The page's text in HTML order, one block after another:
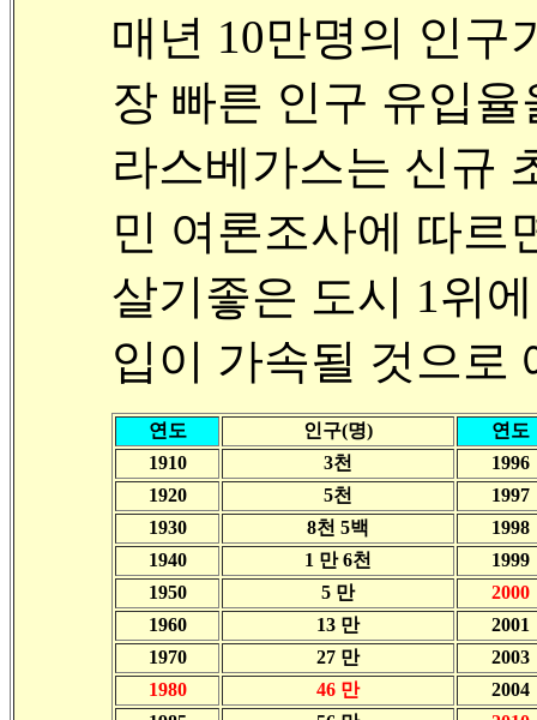
매년 10만명의 인구
장 빠른 인구 유입
라스베가스는 신규
민 여론조사에 따르
살기좋은 도시 1위
입이 가속될 것으로
연도 인구(명)
연도
1910
3천
1996
1920
5천
1997
1930
8천 5백
1998
1940
1 만 6천
1999
1950
5 만
2000
1960
13 만
2001
1970
27 만
2003
1980
46 만
2004